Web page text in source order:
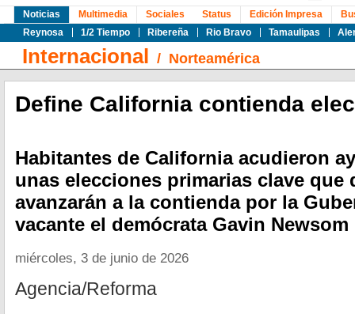
Noticias
Reynosa
1/2 Tiempo Ribereña Rio Bravo Tamaulipas
Multimedia Sociales Status Edición Impresa
Internacional / Norteamérica
Define California contienda
Habitantes de California acudieron
unas elecciones primarias clave que
avanzarán a la contienda por la
vacante el demócrata Gavin Newsom
miércoles, 3 de junio de 2026
Agencia/Reforma